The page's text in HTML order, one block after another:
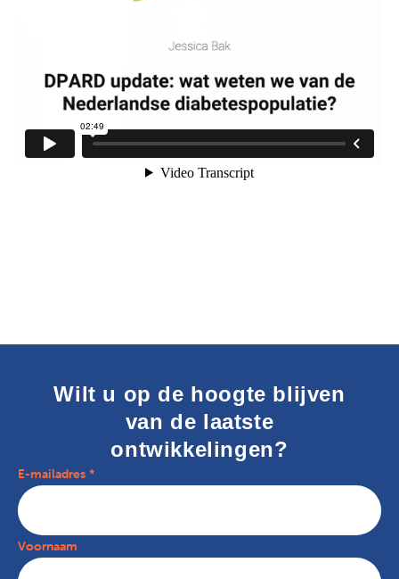
Wilt u op de hoogte blijven
van de laatste
ontwikkelingen?
E-mailadres *
Voornaam